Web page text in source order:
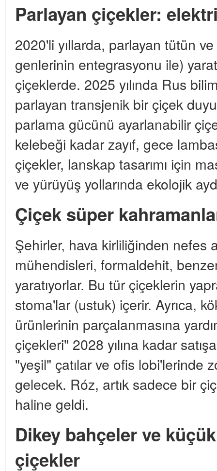
Parlayan çiçekler:
2020'li yıllarda, parlayan tütün ve
genlerinin entegrasyonu ile)
çiçeklerde. 2025 yılında Rus
parlayan transjenik bir çiçek
parlama gücünü ayarlanabilir
kelebeği kadar zayıf, gece
çiçekler, lanskap tasarımı için
ve yürüyüş yollarında ekolojik
Çiçek süper
Şehirler, hava kirliliğinden nefes
mühendisleri, formaldehit,
yaratıyorlar. Bu tür çiçeklerin
stoma'lar (ustuk) içerir. Ayrıca,
ürünlerinin parçalanmasına
çiçekleri" 2028 yılına kadar
"yeşil" çatılar ve ofis lobi'lerinde
gelecek. Róz, artık sadece bir
haline geldi.
Dikey bahçeler ve
çiçekler